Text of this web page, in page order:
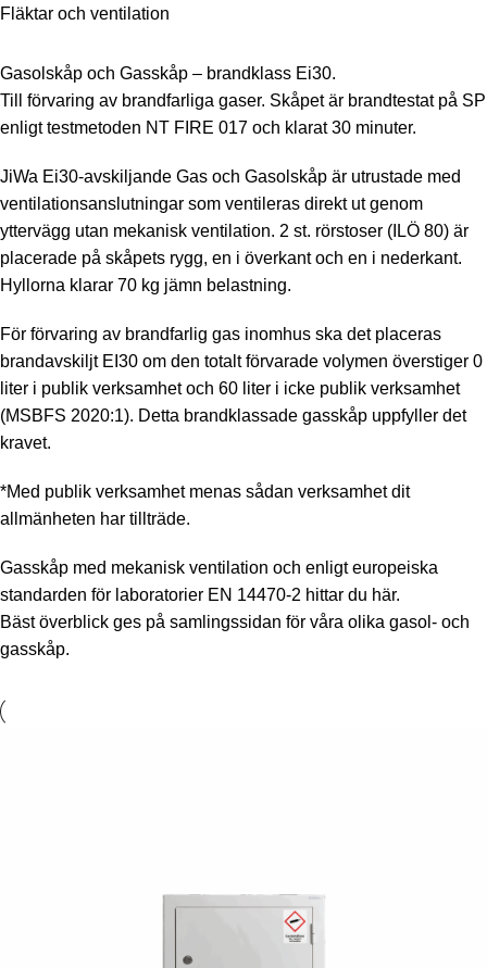
Fläktar och ventilation
Gasolskåp och Gasskåp – brandklass Ei30.
Till förvaring av brandfarliga gaser. Skåpet är brandtestat på SP
enligt testmetoden NT FIRE 017 och klarat 30 minuter.
JiWa Ei30-avskiljande Gas och Gasolskåp är utrustade med
ventilationsanslutningar som ventileras direkt ut genom
yttervägg utan mekanisk ventilation. 2 st. rörstoser (ILÖ 80) är
placerade på skåpets rygg, en i överkant och en i nederkant.
Hyllorna klarar 70 kg jämn belastning.
För förvaring av brandfarlig gas inomhus ska det placeras
brandavskiljt EI30 om den totalt förvarade volymen överstiger 0
liter i publik verksamhet och 60 liter i icke publik verksamhet
(MSBFS 2020:1). Detta brandklassade gasskåp uppfyller det
kravet.
*Med publik verksamhet menas sådan verksamhet dit
allmänheten har tillträde.
Gasskåp med mekanisk ventilation och enligt europeiska
standarden för laboratorier EN 14470-2 hittar du här.
Bäst överblick ges på samlingssidan för våra olika gasol- och
gasskåp.